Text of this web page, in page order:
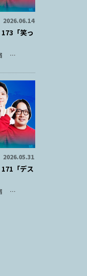
2026.06.14
「笑っ
…
2026.05.31
「デス
…